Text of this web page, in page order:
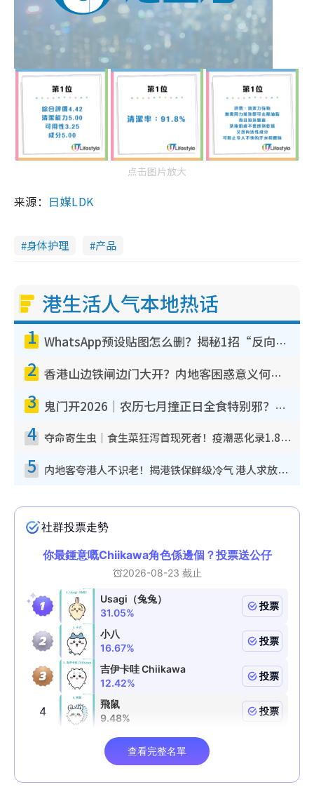
点击图片放大
来源： 日媒LDK
身体护理 产品
港生活人气本地热话
1 WhatsApp预设贴图怎么删？揭秘1招“反向操作”还原简洁界面 附3步实测教程
2 香港山边铁闸边门大开？内地客困惑意义何在！网友神回复：这种叫法理性防御
3 鬼门开2026｜农历七月撞正日全食特别邪？专家警告切忌做一事！揭4大禁忌+2招保平安
4 夺命寄生虫｜食生菜狂泻首现死者！疫潮恶化录1.8万宗病例 揭洗菜3大谬误
5 内地客夸港人不识老！揭港铁保鲜级冷气 港人求放过：别投诉